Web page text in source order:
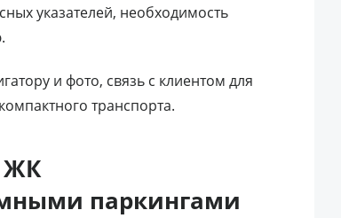
указателей, необходимость
и фото, связь с клиентом для
транспорта.
ЖК
паркингами